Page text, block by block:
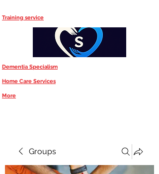
Training service
Dementia Specialism
Home Care Services
More
Groups